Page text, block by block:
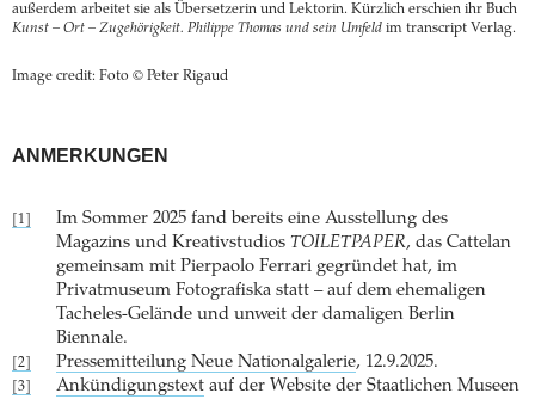
außerdem arbeitet sie als Übersetzerin und Lektorin. Kürzlich erschien ihr Buch
Kunst – Ort – Zugehörigkeit. Philippe Thomas und sein Umfeld im transcript Verlag.
Image credit: Foto © Peter Rigaud
ANMERKUNGEN
[1]
Im Sommer 2025 fand bereits eine Ausstellung des
Magazins und Kreativstudios TOILETPAPER, das Cattelan
gemeinsam mit Pierpaolo Ferrari gegründet hat, im
Privatmuseum Fotografiska statt – auf dem ehemaligen
Tacheles-Gelände und unweit der damaligen Berlin
Biennale.
[2] Pressemitteilung Neue Nationalgalerie, 12.9.2025.
[3] Ankündigungstext auf der Website der Staatlichen Museen